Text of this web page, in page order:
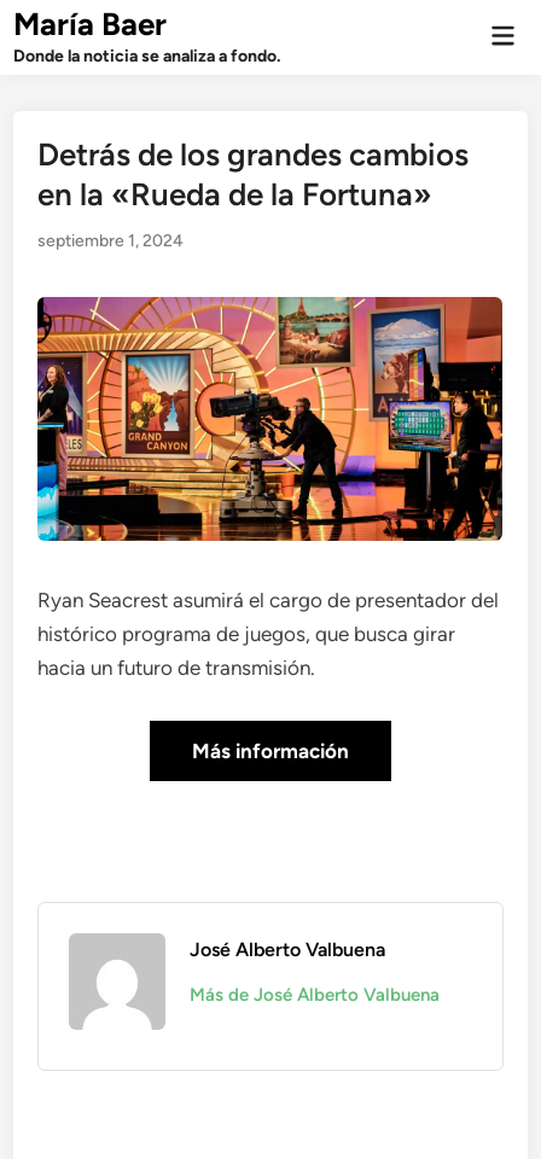
Saltar
contenido
María Baer
Donde la noticia se analiza a fondo.
Detrás de los grandes cambios
en la «Rueda de la Fortuna»
septiembre 1, 2024
Ryan Seacrest asumirá el cargo de presentador del
histórico programa de juegos, que busca girar
hacia un futuro de transmisión.
Más información
José Alberto Valbuena
Más de José Alberto Valbuena